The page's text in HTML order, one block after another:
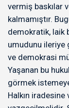
vermiş baskılar
kalmamıştır.
demokratik, laik
umudunu ileriye
ve demokrasi
Yaşanan bu
görmek
Halkın